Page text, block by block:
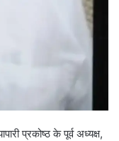
प्रकोष्ठ के पूर्व अध्यक्ष,